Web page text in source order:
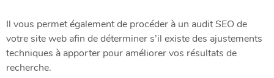
Il vous permet également de procéder à un audit SEO de
votre site web afin de déterminer s’il existe des ajustements
techniques à apporter pour améliorer vos résultats de
recherche.